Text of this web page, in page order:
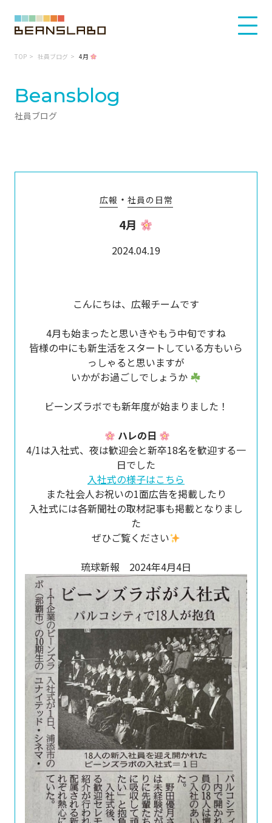
TOP 社員ブログ 4月
Beansblog
社員ブログ
広報 ・ 社員の日常
4月
2024.04.19
こんにちは、広報チームです
4月も始まったと思いきやもう中旬ですね
皆様の中にも新生活をスタートしている方もいら
っしゃると思いますが
いかがお過ごしでしょうか
ビーンズラボでも新年度が始まりました！
ハレの日
4/1は入社式、夜は歓迎会と新卒18名を歓迎する一
日でした
入社式の様子はこちら
また社会人お祝いの1面広告を掲載したり
入社式には各新聞社の取材記事も掲載となりまし
た
ぜひご覧ください
琉球新報 2024年4月4日